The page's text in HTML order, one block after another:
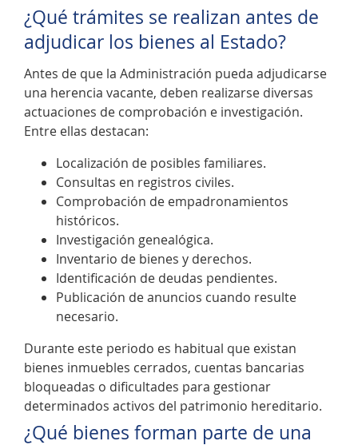
¿Qué trámites se realizan antes de
adjudicar los bienes al Estado?
Antes de que la Administración pueda adjudicarse
una herencia vacante, deben realizarse diversas
actuaciones de comprobación e investigación.
Entre ellas destacan:
Localización de posibles familiares.
Consultas en registros civiles.
Comprobación de empadronamientos
históricos.
Investigación genealógica.
Inventario de bienes y derechos.
Identificación de deudas pendientes.
Publicación de anuncios cuando resulte
necesario.
Durante este periodo es habitual que existan
bienes inmuebles cerrados, cuentas bancarias
bloqueadas o dificultades para gestionar
determinados activos del patrimonio hereditario.
¿Qué bienes forman parte de una